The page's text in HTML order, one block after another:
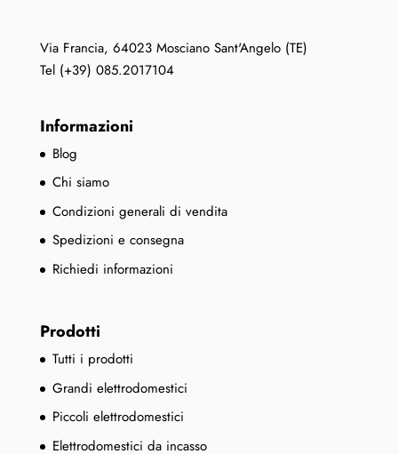
Via Francia, 64023 Mosciano Sant'Angelo (TE)
Tel (+39) 085.2017104
Informazioni
Blog
Chi siamo
Condizioni generali di vendita
Spedizioni e consegna
Richiedi informazioni
Prodotti
Tutti i prodotti
Grandi elettrodomestici
Piccoli elettrodomestici
Elettrodomestici da incasso